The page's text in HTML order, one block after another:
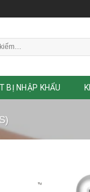
BỊ NHẬP KHẨU